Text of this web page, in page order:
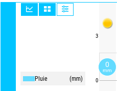
Pluie (mm)
3
0
0
mm